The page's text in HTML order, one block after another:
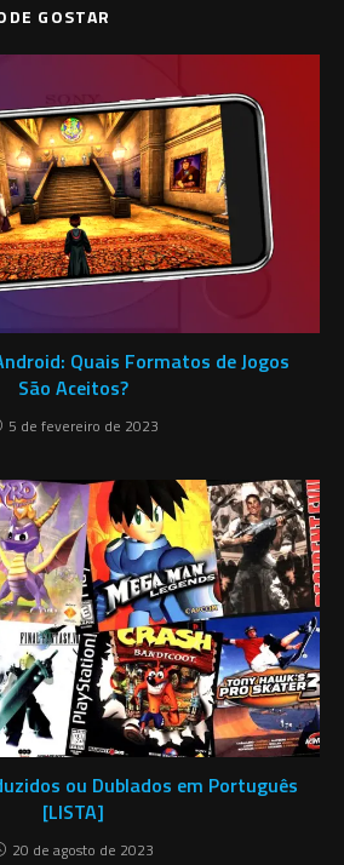
GOSTAR
Quais Formatos de Jogos
São Aceitos?
5 de fevereiro de 2023
ou Dublados em Português
[LISTA]
20 de agosto de 2023